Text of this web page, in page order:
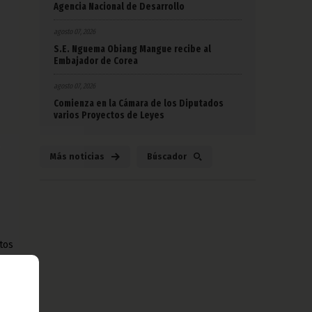
Agencia Nacional de Desarrollo
agosto 07, 2026
S.E. Nguema Obiang Mangue recibe al
Embajador de Corea
agosto 07, 2026
Comienza en la Cámara de los Diputados
varios Proyectos de Leyes
Más noticias Búscador